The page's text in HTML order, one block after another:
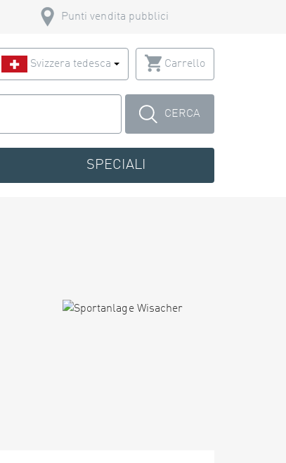
Punti vendita pubblici
Svizzera tedesca Carrello
CERCA
SPECIALI